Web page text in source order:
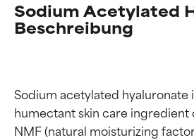
Sodium Acetylated
Beschreibung
Sodium acetylated hyaluronate
humectant skin care
NMF (natural moisturizing